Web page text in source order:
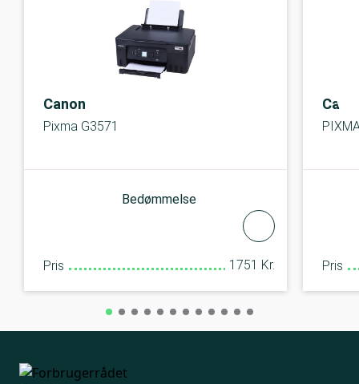
Canon
Pixma G3571
Bedømmelse
Pris 1751 Kr. Pris